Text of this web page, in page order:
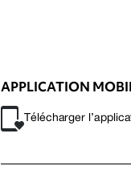
APPLICATION
Télécharger